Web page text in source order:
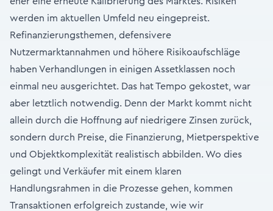
werden im aktuellen Umfeld neu eingepreist.
Refinanzierungsthemen, defensivere
Nutzermarktannahmen und höhere Risikoaufschläge
haben Verhandlungen in einigen Assetklassen noch
einmal neu ausgerichtet. Das hat Tempo gekostet, war
aber letztlich notwendig. Denn der Markt kommt nicht
allein durch die Hoffnung auf niedrigere Zinsen zurück,
sondern durch Preise, die Finanzierung, Mietperspektive
und Objektkomplexität realistisch abbilden. Wo dies
gelingt und Verkäufer mit einem klaren
Handlungsrahmen in die Prozesse gehen, kommen
Transaktionen erfolgreich zustande, wie wir